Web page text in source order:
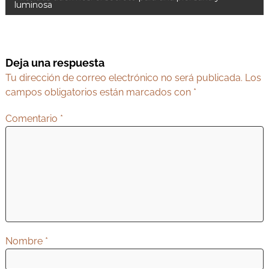
e
c
n
a
d
luminosa
Deja una respuesta
Tu dirección de correo electrónico no será publicada. Los
campos obligatorios están marcados con *
Comentario *
Nombre *